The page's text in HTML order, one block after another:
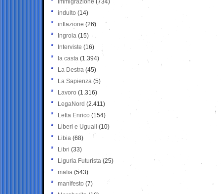
Immigrazione (734)
indulto (14)
inflazione (26)
Ingroia (15)
Interviste (16)
la casta (1.394)
La Destra (45)
La Sapienza (5)
Lavoro (1.316)
LegaNord (2.411)
Letta Enrico (154)
Liberi e Uguali (10)
Libia (68)
Libri (33)
Liguria Futurista (25)
mafia (543)
manifesto (7)